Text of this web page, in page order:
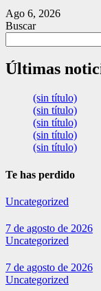
Ago 6, 2026
Buscar
Últimas
(sin título)
(sin título)
(sin título)
(sin título)
(sin título)
Te has perdido
Uncategorized
7 de agosto de 2026
Uncategorized
7 de agosto de 2026
Uncategorized